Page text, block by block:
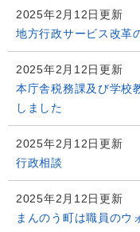
2025年2月12日更新
地方行政サービス改革
2025年2月12日更新
本庁舎税務課及び学校
しました
2025年2月12日更新
行政相談
2025年2月12日更新
まんのう町は職員のウ